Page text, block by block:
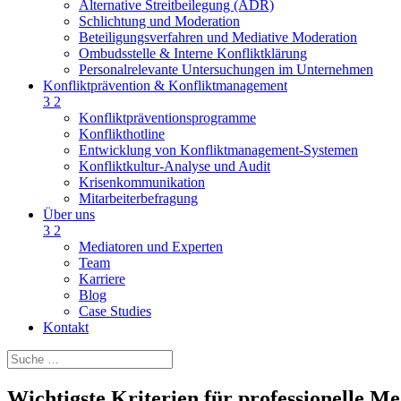
Alternative Streitbeilegung (ADR)
Schlichtung und Moderation
Beteiligungsverfahren und Mediative Moderation
Ombudsstelle & Interne Konfliktklärung
Personalrelevante Untersuchungen im Unternehmen
Konfliktprävention & Konfliktmanagement
3 2
Konfliktpräventionsprogramme
Konflikthotline
Entwicklung von Konfliktmanagement-Systemen
Konfliktkultur-Analyse und Audit
Krisenkommunikation
Mitarbeiterbefragung
Über uns
3 2
Mediatoren und Experten
Team
Karriere
Blog
Case Studies
Kontakt